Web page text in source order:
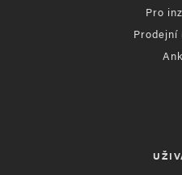
Pro
Prodejní